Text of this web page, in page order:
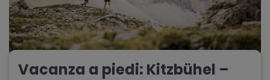
Vacanza a piedi: Kitzbühel –